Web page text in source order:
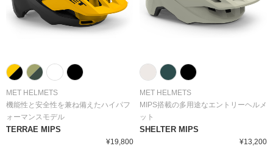
MET HELMETS
機能性と安全性を兼ね備えたハイパフ
ォーマンスモデル
TERRAE MIPS
¥19,800
MET HELMETS
MIPS搭載の多用途なエントリーヘルメ
ット
SHELTER MIPS
¥13,200